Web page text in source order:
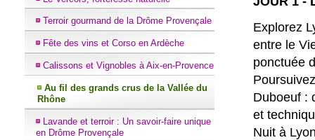
Terroir gourmand de la Drôme Provençale
Fête des vins et Corso en Ardèche
Calissons et Vignobles à Aix-en-Provence
Au fil des grands crus de la Vallée du
Rhône
Lavande et terroir : Un savoir-faire unique
en Drôme Provençale
Explorez
entre le
ponctuée
Duboeuf :
et
Nuit à